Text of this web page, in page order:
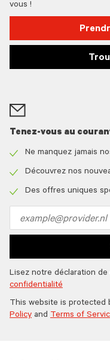
vous !
Tenez-vous au
icon
Ne manquez jamais
icon
Découvrez nos
Des offres uniques
address
Lisez notre déclaration
confidentialité
This website is protected
Policy and Terms of